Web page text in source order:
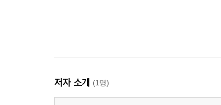
저자 소개 (1명)